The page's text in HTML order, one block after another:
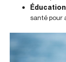
santé pour